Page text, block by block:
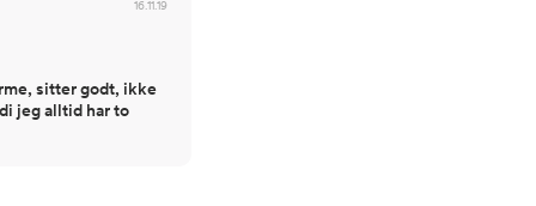
16.11.19
sitter godt, ikke
jeg alltid har to